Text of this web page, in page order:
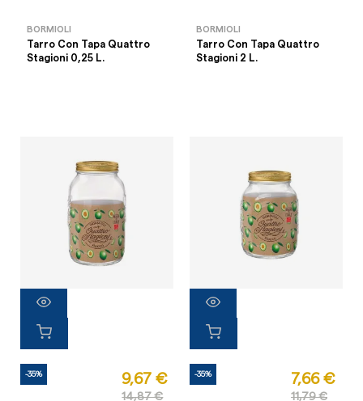
BORMIOLI
Tarro Con Tapa Quattro
Stagioni 0,25 L.
BORMIOLI
Tarro Con Tapa Quattro
Stagioni 2 L.
-35% 9,67 €
14,87 €
-35% 7,66 €
11,79 €